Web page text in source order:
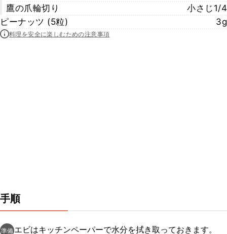
鷹の爪輪切り
小さじ1/4
ピーナッツ (5粒)
3g
料理を安全に楽しむための注意事項
手順
準備 エビはキッチンペーパーで水分を拭き取っておきます。